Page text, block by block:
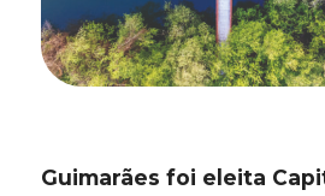
Guimarães foi eleita